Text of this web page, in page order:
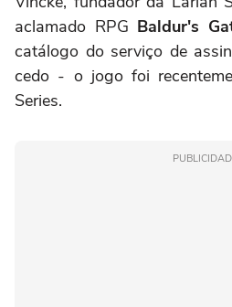
aclamado RPG Baldur's
catálogo do serviço de
cedo - o jogo foi
Series.